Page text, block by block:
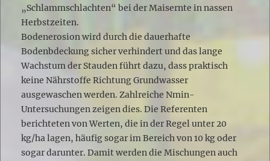
„Schlammschlachten“ bei der Maisernte in nassen
Herbstzeiten.
Bodenerosion wird durch die dauerhafte
Bodenbdeckung sicher verhindert und das lange
Wachstum der Stauden führt dazu, dass praktisch
keine Nährstoffe Richtung Grundwasser
ausgewaschen werden. Zahlreiche Nmin-
Untersuchungen zeigen dies. Die Referenten
berichteten von Werten, die in der Regel unter 20
kg/ha lagen, häufig sogar im Bereich von 10 kg oder
sogar darunter. Damit werden die Mischungen auch